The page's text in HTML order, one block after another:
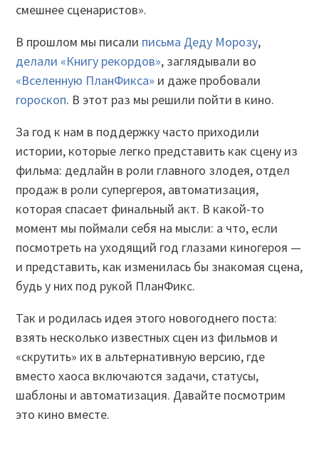
смешнее сценаристов».
В прошлом мы писали письма Деду Морозу,
делали «Книгу рекордов», заглядывали во
«Вселенную ПланФикса» и даже пробовали
гороскоп. В этот раз мы решили пойти в кино.
За год к нам в поддержку часто приходили
истории, которые легко представить как сцену из
фильма: дедлайн в роли главного злодея, отдел
продаж в роли супергероя, автоматизация,
которая спасает финальный акт. В какой-то
момент мы поймали себя на мысли: а что, если
посмотреть на уходящий год глазами киногероя —
и представить, как изменилась бы знакомая сцена,
будь у них под рукой ПланФикс.
Так и родилась идея этого новогоднего поста:
взять несколько известных сцен из фильмов и
«скрутить» их в альтернативную версию, где
вместо хаоса включаются задачи, статусы,
шаблоны и автоматизация. Давайте посмотрим
это кино вместе.